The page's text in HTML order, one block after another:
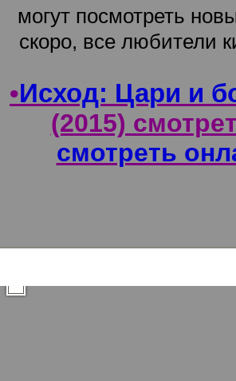
могут посмотреть
скоро, все любители
•Исход: Цари и
(2015)
смотреть